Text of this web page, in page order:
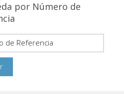
por Número de